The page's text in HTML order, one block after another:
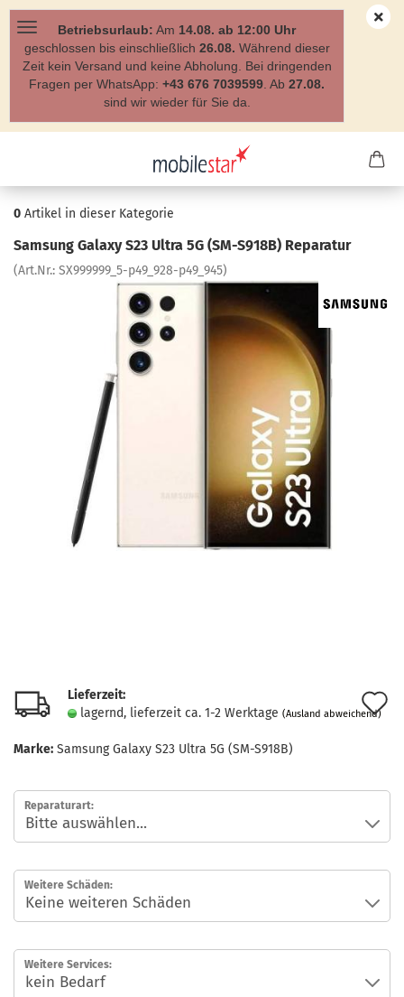
Betriebsurlaub: Am 14.08. ab 12:00 Uhr
geschlossen bis einschließlich 26.08. Während dieser
Zeit kein Versand und keine Abholung. Bei dringenden
Fragen per WhatsApp: +43 676 7039599 . Ab 27.08.
sind wir wieder für Sie da.
0 Artikel in dieser Kategorie
Sam­sung Ga­la­xy S23 Ultra 5G (SM-​S918B) Re­pa­ra­tur
(Art.Nr.: SX999999_5-​p49_928-p49_945)
Lieferzeit:
lagernd, lieferzeit ca. 1-2 Werktage (Ausland abweichend)
Marke: Samsung Galaxy S23 Ultra 5G (SM-S918B)
Reparaturart:
Weitere Schäden:
Weitere Services: